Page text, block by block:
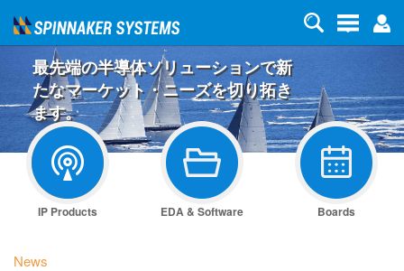
最先端の半導体ソリューションで新
たなマーケット・ニーズを切り拓き
ます。
IP Products EDA & Software Boards
News